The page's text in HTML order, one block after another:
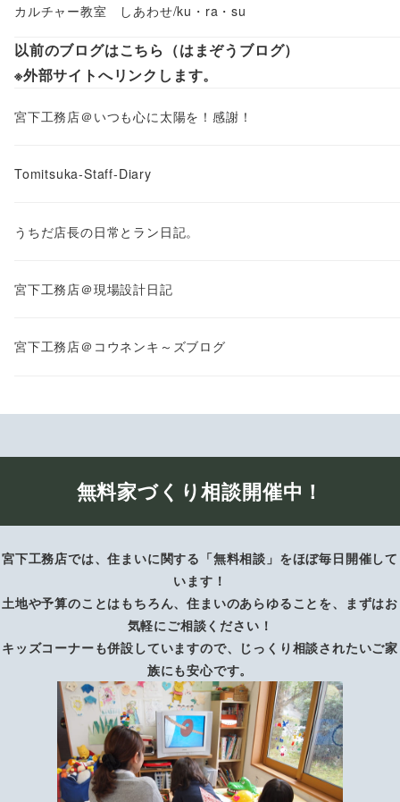
カルチャー教室 しあわせ/ku・ra・su
以前のブログはこちら（はまぞうブログ）
※外部サイトへリンクします。
宮下工務店＠いつも心に太陽を！感謝！
Tomitsuka-Staff-Diary
うちだ店長の日常とラン日記。
宮下工務店＠現場設計日記
宮下工務店＠コウネンキ～ズブログ
無料家づくり相談開催中！
宮下工務店では、住まいに関する「無料相談」をほぼ毎日開催して
います！
土地や予算のことはもちろん、住まいのあらゆることを、まずはお
気軽にご相談ください！
キッズコーナーも併設していますので、じっくり相談されたいご家
族にも安心です。